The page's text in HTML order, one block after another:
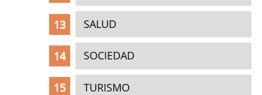
SALUD
SOCIEDAD
TURISMO